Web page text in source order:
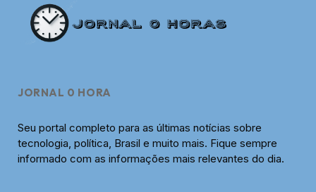
JORNAL 0 HORA
Seu portal completo para as últimas notícias sobre
tecnologia, política, Brasil e muito mais. Fique sempre
informado com as informações mais relevantes do dia.